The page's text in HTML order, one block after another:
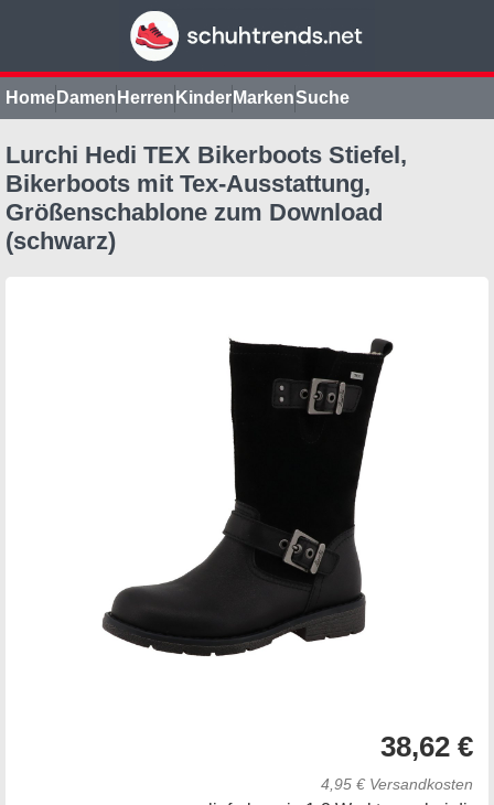
Home Damen Herren Kinder MarkenSuche
Lurchi Hedi TEX Bikerboots Stiefel,
Bikerboots mit Tex-Ausstattung,
Größenschablone zum Download
(schwarz)
38,62 €
4,95 € Versandkosten